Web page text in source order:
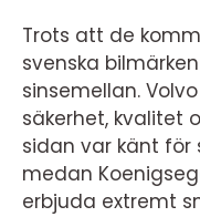
Trots att de
svenska
sinsemellan.
säkerhet, kvalitet
sidan var känt för
medan
erbjuda extremt